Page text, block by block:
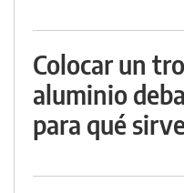
Colocar un
aluminio
para qué